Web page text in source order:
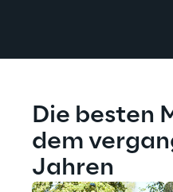
Die besten
dem
Jahren